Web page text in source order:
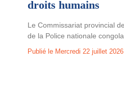
droits humains
Le Commissariat provincial
de la Police nationale
Publié le Mercredi 22 juillet 2026